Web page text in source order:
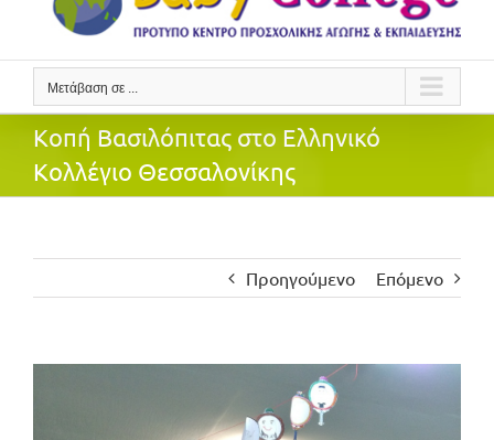
Μετάβαση σε ...
Κοπή Βασιλόπιτας στο Ελληνικό
Κολλέγιο Θεσσαλονίκης
Προηγούμενο Επόμενο